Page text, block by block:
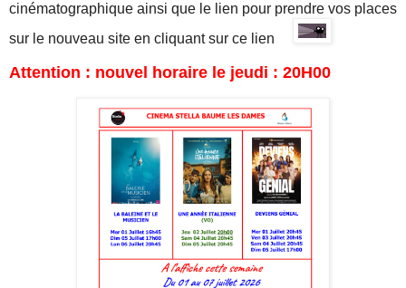
cinématographique ainsi que l e lien pour prendre vos places
sur le nouveau site en cliquant sur ce lien
Attention : nouvel horaire le jeudi : 20H00